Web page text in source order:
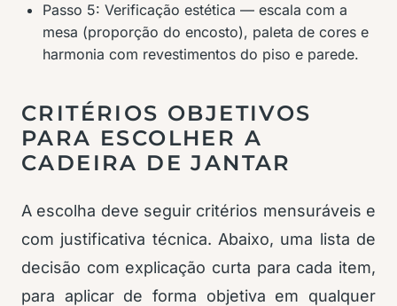
Passo 5: Verificação estética — escala com a
mesa (proporção do encosto), paleta de cores e
harmonia com revestimentos do piso e parede.
CRITÉRIOS OBJETIVOS
PARA ESCOLHER A
CADEIRA DE JANTAR
A escolha deve seguir critérios mensuráveis e
com justificativa técnica. Abaixo, uma lista de
decisão com explicação curta para cada item,
para aplicar de forma objetiva em qualquer